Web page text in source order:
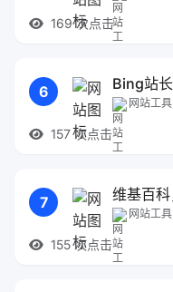
169 次点击
6 Bing站
网站工具
157 次点击
7 维基百
网站工具
155 次点击